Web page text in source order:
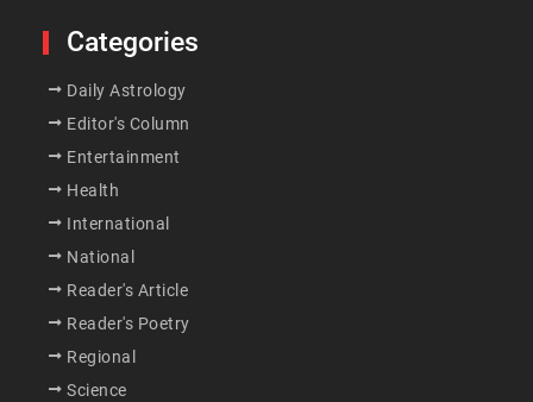
Categories
Daily Astrology
Editor's Column
Entertainment
Health
International
National
Reader's Article
Reader's Poetry
Regional
Science